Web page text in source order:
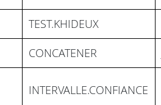
TEST.KHIDEUX
CONCATENER
INTERVALLE.CONFIANCE